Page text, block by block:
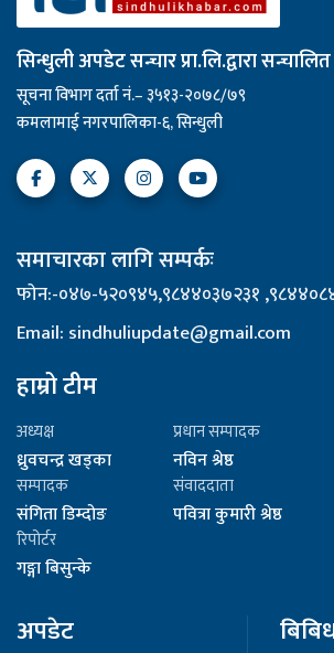
सिन्धुली अपडेट सन्चार प्रा.लि.द्वारा सन्चालित
सूचना विभाग दर्ता नं.– ३५१३-२०७८/७९
कमलामाई नगरपालिका-६, सिन्धुली
समाचारका लागि सम्पर्कः
फोन:-०४७-५२०९४५,९८४४०३७२३१
Email: sindhuliupdate@gmail.com
हाम्रो टीम
अध्यक्ष
ध्रुवचन्द्र खड्का
प्रधान सम्पादक
नविन श्रेष्ठ
सम्पादक
संगिता डिम्दोङ
संवाददाता
पवित्रा कुमारी श्रेष्ठ
रिपोर्टर
गङ्गा बिसुन्के
अपडेट